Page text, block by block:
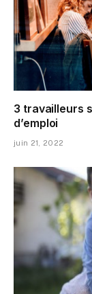
3 travailleurs
d’emploi
juin 21, 2022